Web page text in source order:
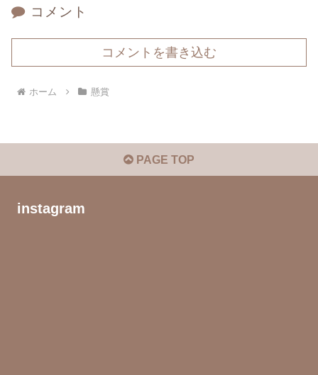
コメント
コメントを書き込む
ホーム 懸賞
PAGE TOP
instagram